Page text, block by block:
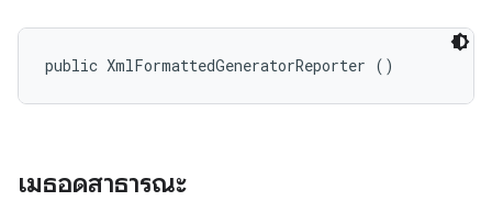
public XmlFormattedGeneratorReporter ()
เมธอดสาธารณะ